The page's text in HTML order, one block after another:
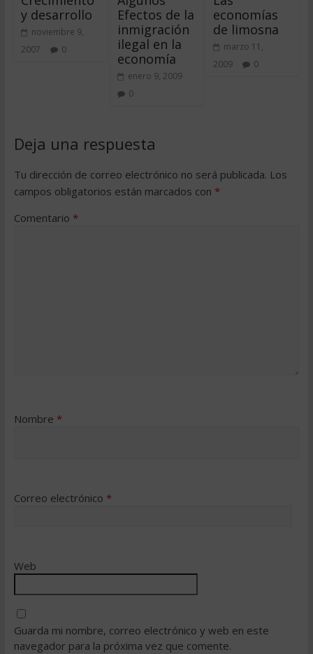
y desarrollo
noviembre 9,
2007
0
Efectos de la
inmigración
ilegal en la
economía
enero 9, 2009
0
economías
de limosna
marzo 11,
2009
0
Deja una respuesta
Tu dirección de correo electrónico no será publicada. Los
campos obligatorios están marcados con *
Comentario *
Nombre *
Correo electrónico *
Web
Guarda mi nombre, correo electrónico y web en este
navegador para la próxima vez que comente.